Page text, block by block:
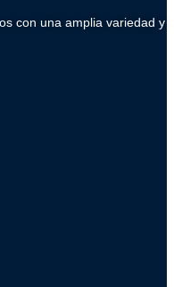
con una amplia variedad y